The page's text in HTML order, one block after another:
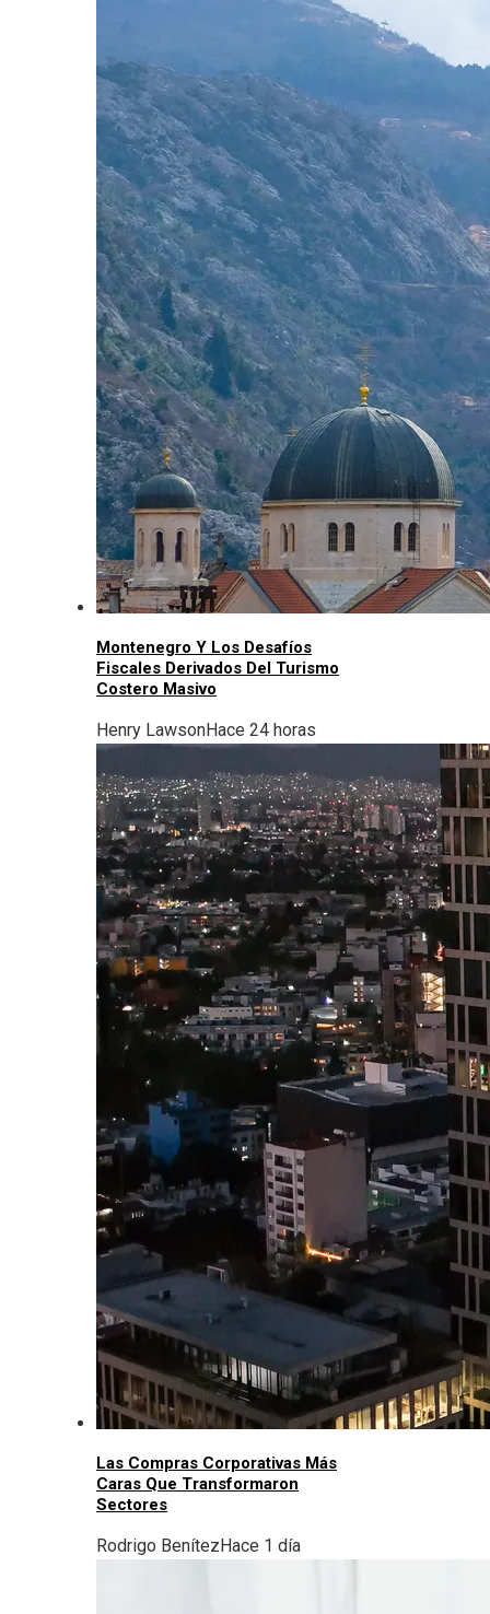
Montenegro Y Los Desafíos
Fiscales Derivados Del Turismo
Costero Masivo
Henry LawsonHace 24 horas
Las Compras Corporativas Más
Caras Que Transformaron
Sectores
Rodrigo BenítezHace 1 día